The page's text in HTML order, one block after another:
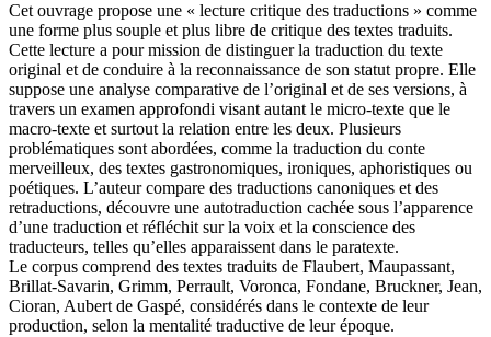
Cet ouvrage propose une « lecture critique des traductions » comme
une forme plus souple et plus libre de critique des textes traduits.
Cette lecture a pour mission de distinguer la traduction du texte
original et de conduire à la reconnaissance de son statut propre. Elle
suppose une analyse comparative de l’original et de ses versions, à
travers un examen approfondi visant autant le micro-texte que le
macro-texte et surtout la relation entre les deux. Plusieurs
problématiques sont abordées, comme la traduction du conte
merveilleux, des textes gastronomiques, ironiques, aphoristiques ou
poétiques. L’auteur compare des traductions canoniques et des
retraductions, découvre une autotraduction cachée sous l’apparence
d’une traduction et réfléchit sur la voix et la conscience des
traducteurs, telles qu’elles apparaissent dans le paratexte.
Le corpus comprend des textes traduits de Flaubert, Maupassant,
Brillat-Savarin, Grimm, Perrault, Voronca, Fondane, Bruckner, Jean,
Cioran, Aubert de Gaspé, considérés dans le contexte de leur
production, selon la mentalité traductive de leur époque.